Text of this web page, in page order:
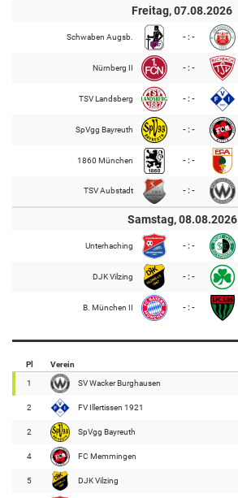
Freitag, 07.08.2026
Schwaben Augsb. - : -
Nürnberg II - : -
TSV Landsberg - : -
SpVgg Bayreuth - : -
1860 München - : -
TSV Aubstadt - : -
Samstag, 08.08.2026
Unterhaching - : -
DJK Vilzing - : -
B. München II - : -
Pl Verein
1 SV Wacker Burghausen
2 FV Illertissen 1921
2 SpVgg Bayreuth
4 FC Memmingen
5 DJK Vilzing